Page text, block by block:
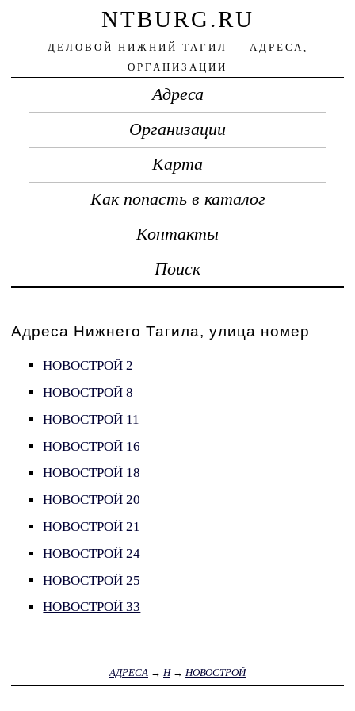
NTBURG.RU
ДЕЛОВОЙ НИЖНИЙ ТАГИЛ — АДРЕСА,
ОРГАНИЗАЦИИ
Адреса
Организации
Карта
Как попасть в каталог
Контакты
Поиск
Адреса Нижнего Тагила, улица номер
НОВОСТРОЙ 2
НОВОСТРОЙ 8
НОВОСТРОЙ 11
НОВОСТРОЙ 16
НОВОСТРОЙ 18
НОВОСТРОЙ 20
НОВОСТРОЙ 21
НОВОСТРОЙ 24
НОВОСТРОЙ 25
НОВОСТРОЙ 33
АДРЕСА → Н→ НОВОСТРОЙ